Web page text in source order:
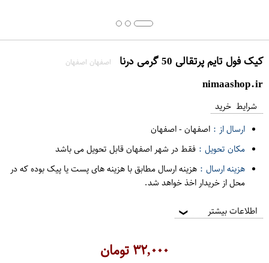
کیک فول تایم پرتقالی 50 گرمی درنا اصفهان اصفهان
nimaashop.ir
شرایط خرید
ارسال از : اصفهان-اصفهان
مکان تحویل : فقط در شهر اصفهان قابل تحویل می باشد
هزینه ارسال : هزینه ارسال مطابق با هزینه های پست یا پیک بوده که در
محل از خریدار اخذ خواهد شد.
اطلاعات بیشتر ❯
۳۲,۰۰۰تومان